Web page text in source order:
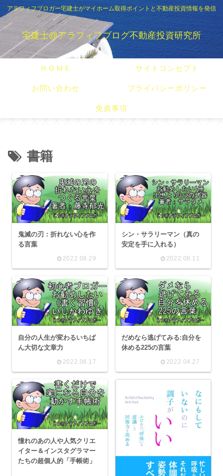
アラフィフブロガー宅建士がマイホーム取得ポイントと不動産投資情報を発信
宅建士@アラフィフブログ不動産投資研究所
ＨＯＭＥ サイトコンセプト
お問い合わせ プライバシーポリシー
免責事項
書籍
鬼滅の刃：折れない心を作
る言葉
2022.08.29
シン・サラリーマン（真の
安定を手に入れる）
2022.08.11
自分の人生が変わるいちば
ん大切な文章力
2022.06.17
だめなら逃げてみる:自分を
休める225の言葉
2022.04.27
憧れのあの人や人気クリエ
イター＆インスタグラマー
たちの超個人的「手帳術」